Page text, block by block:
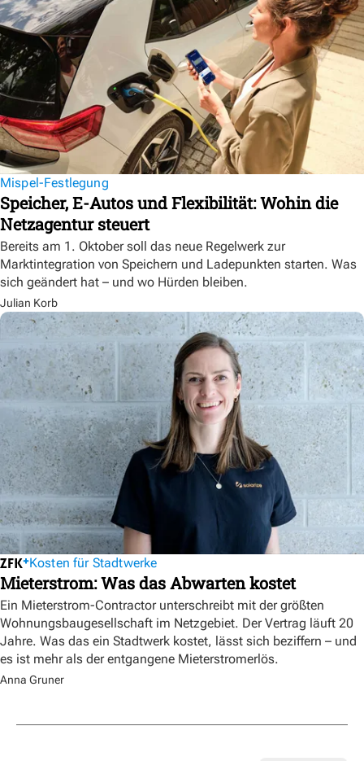
Mispel-Festlegung
Speicher, E-Autos und Flexibilität: Wohin die
Netzagentur steuert
Bereits am 1. Oktober soll das neue Regelwerk zur
Marktintegration von Speichern und Ladepunkten starten. Was
sich geändert hat – und wo Hürden bleiben.
Julian Korb
Kosten für Stadtwerke
Mieterstrom: Was das Abwarten kostet
Ein Mieterstrom-Contractor unterschreibt mit der größten
Wohnungsbaugesellschaft im Netzgebiet. Der Vertrag läuft 20
Jahre. Was das ein Stadtwerk kostet, lässt sich beziffern – und
es ist mehr als der entgangene Mieterstromerlös.
Anna Gruner